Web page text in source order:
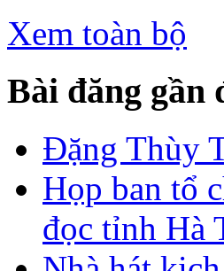
Xem toàn bộ
Bài đăng gần
Đặng Thùy
Họp ban tổ
đọc tỉnh Hà